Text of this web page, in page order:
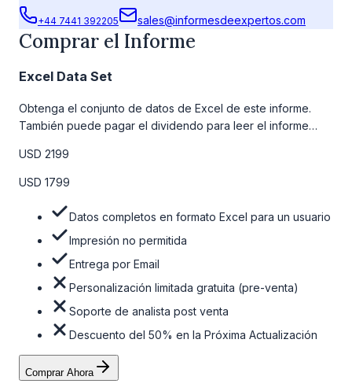
+44 7441 392205 sales@informesdeexpertos.com
Comprar el Informe
Excel Data Set
Obtenga el conjunto de datos de Excel de este informe.
También puede pagar el dividendo para leer el informe
la tabla de precios a continuación.
USD 2199
USD 1799
Datos completos en formato Excel para un usuario
Impresión no permitida
Entrega por Email
Personalización limitada gratuita (pre-venta)
Soporte de analista post venta
Descuento del 50% en la Próxima Actualización
Comprar Ahora